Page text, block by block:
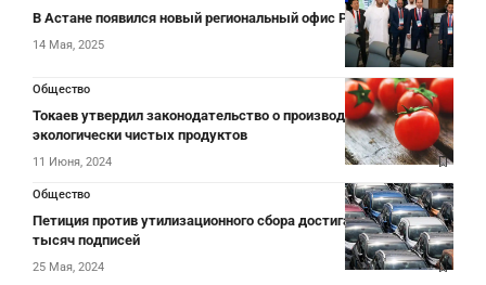
В Астане появился новый региональный офис Presight
14 Мая, 2025
Общество
Токаев утвердил законодательство о производстве
экологически чистых продуктов
11 Июня, 2024
Общество
Петиция против утилизационного сбора достигает порога в 50
тысяч подписей
25 Мая, 2024